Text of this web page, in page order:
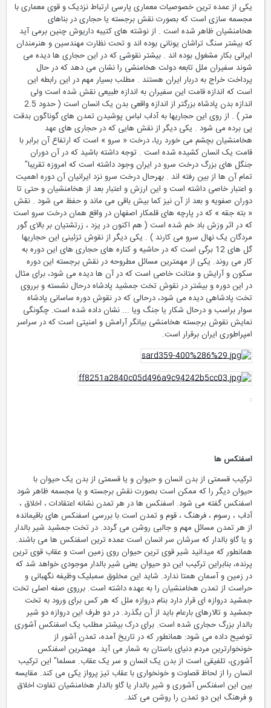
یکی از عمده ترین خصوصیات معماری پارسی ارتباط نزدیک و قوی معماری با
مجسمه سازی است که بصورت نقش برجسته یا حجاری در بناهای
هخامنشیان ظاهر شده است . از نوشته های کتیبه داریوش چنین برمی آید
که بیشتر سنگ تراشان یونانی بوده اند و تحت نظارت مهندسین و هنرمندان
ایرانی بکار مشغول بوده اند . بیشتر نقوشی که در این حجاری ها دیده می
شوند سفیران ملل تابعه دولت هخامنشی را نشان می دهد که در حال
پرداخت خراج به دربار ایران هستند . مطلب بسیار مهم در این رابطه این
است که اندازه قامت این سفیران به اندازه طبیعی نقش شده است ولی
اندازه بدن پادشاه بزرگتر از اندازه واقعی بدن یک انسان است ( حدود 2.5
متر ) . از روی این حجاریها به آداب لباس پوشیدن تمدن های گوناگون بدقت
پی برده می شود . یکی دیگر از نقش هایی که در حجاری های عهد
هخامنشیان بچشم می خورد ريا، درخت « سرو » است که ارتفاع آن برابر با
قامت یک انسان کشیده شده است . توجه داشته باشید که در آن دوران
جنگل های بزرگ درخت سرو در ایران وجود داشته است که امروزه تقریبا"
تمام آن ها از بین رفته اند . بهرحال درخت سرو نزد ایرانیان آن دوره اهمیت
و اعتبار خاصی داشته است و این ارزش و اعتبار بعد از هخامنشیان و حتی تا
دوران صفویه و بعد از آن نیز کما بیش باقی می ماند و حفظ می شود . نقش
« بته جقه » که در پارچه های قلمکار اصفهان در واقع همان درخت سرو است
که در اثر وزش باد خم شده است ( هم اکنون در یزد ، زرتشتیان بر بالای گور
مردگان یک نهال سرو می کارند ) . یکی دیگر از نقوش تزئینی این حجاریها
گل های 12 برگی است که در حاشیه و کناره های حجاری های این دوره به
کار می روند. یکی از مهمترین مسائل مطروحه در نقش برجسته این دوره
سکون و آرایش و متانت خاصی است که در آن ها دیده می شود، برای مثال
در این دوره و بیشتر در نقوش تخت جمشید پادشاه درحال نشسته و برروی
تخت پادشاهی دیده می شود، درحالی که در نقوش دوره ساسانی پادشاه
سوار براسب و درحال شکار یا جنگ ویا ... نشان داده شده است. چگونگی
نمایش نقوش برجسته هخامنشی بیانگر آرامش و امنیتی است که در سراسر
امپراطوری ایران برقرار است.
اسفنکس ها
ترکیب قسمتی از بدن انسان و حیوان و یا قسمتی از بدن یک حیوان با
حیوان دیگر را که ممکن است بصورت نقش برجسته و یا مجسمه ظاهر شود
اسفنکس گفته می شود. اسفنکس ها در هر تمدن نشانه اعتقادات ، اخلاق ،
آداب ، رسوم ، فرهنگ ، قوم و تمدن است.با بررسی اسفنکس های باقیمانده
از هر تمدن مسائل مهم و جالبی روشن می گردد. در تخت جمشید شیر بالدار
و یا گاو بالدار که سرشان سر انسان است عمده ترین اسفنکس ها می باشند.
همانطور که میدانید شیر قوی ترین حیوان روی زمین است و عقاب قوی ترین
پرنده، بنابراین ترکیب این دو حیوان یعنی شیر بالدار موجودی خواهد شد که
در زمین و آسمان همتا ندارد. شاید این مخلوق سمبلیک وظیفه نگهبانی و
حراست از تمدن هخامنشیان را به عهده داشته است. برروی صفه اصلی تخت
جمشید دروازه ای قرار دارد بنام دروازه ملل که هر کس برای ورود به تخت
جمشید و تالارهای بارعام باید از آن بگذرد. در دو طرف این دروازه دو شیر
بالدار بزرگ حجاری شده است. برای درک بیشتر مطلب یک اسفنکس آشوری
توضیح داده می شود: همانطور که در تاریخ آمده، تمدن آشور از
خونخوارترین مردم دنیای باستان به شمار می آید. مهمترین اسفنکس
آشوری، تلفیقی است از بدن یک انسان و سر یک عقاب. مسلما" این ترکیب
انسان را از لحاظ قصاوت و خونخواری با عقاب تیز پرواز یکی می کند. مقایسه
بین این اسفنکس آشوری و شیر بالدار یا گاو بالدار هخامنشیان تفاوت اخلاق
و فرهنگ این دو تمدن را روشن می کند.